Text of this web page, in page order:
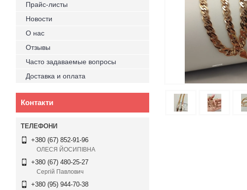
Прайс-листы
Новости
О нас
Отзывы
Часто задаваемые вопросы
Доставка и оплата
Контакти
+380 (67) 852-91-96
ОЛЕСЯ ЙОСИПІВНА
+380 (67) 480-25-27
Сергій Павлович
+380 (95) 944-70-38